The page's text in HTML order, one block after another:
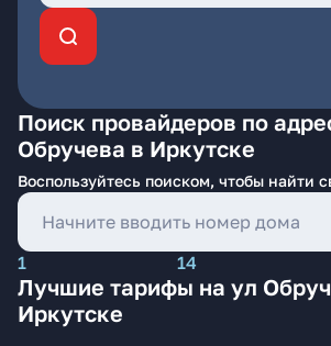
Поиск провайдеров по
Обручева в Иркутске
Воспользуйтесь поиском, чтобы найти
1 14
Лучшие тарифы на ул
Иркутске